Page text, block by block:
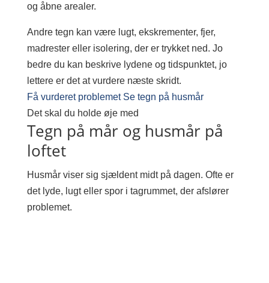
og åbne arealer.
Andre tegn kan være lugt, ekskrementer, fjer,
madrester eller isolering, der er trykket ned. Jo
bedre du kan beskrive lydene og tidspunktet, jo
lettere er det at vurdere næste skridt.
Få vurderet problemet Se tegn på husmår
Det skal du holde øje med
Tegn på mår og husmår på
loftet
Husmår viser sig sjældent midt på dagen. Ofte er
det lyde, lugt eller spor i tagrummet, der afslører
problemet.